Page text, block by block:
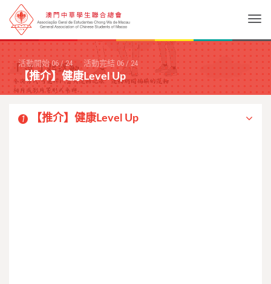
活動開始 06/24 活動完結 06/24
【推介】健康Level Up
1 【推介】健康Level Up